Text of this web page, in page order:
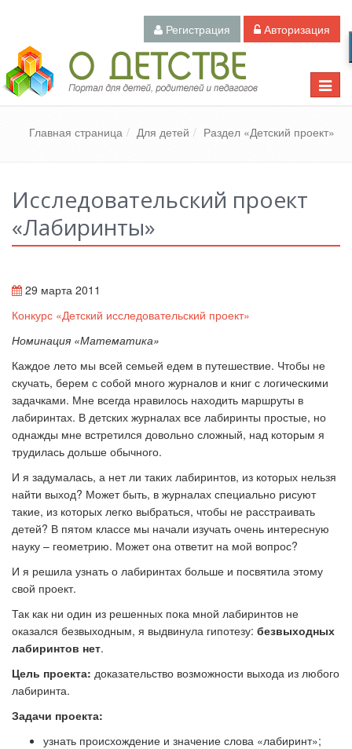
Регистрация Авторизация
Toggle
Педагогический портал «О детстве»
Главная страница Для детей Раздел «Детский проект»
Исследовательский проект
«Лабиринты»
29 марта 2011
Конкурс «Детский исследовательский проект»
Номинация «Математика»
Каждое лето мы всей семьей едем в путешествие. Чтобы не
скучать, берем с собой много журналов и книг с логическими
задачками. Мне всегда нравилось находить маршруты в
лабиринтах. В детских журналах все лабиринты простые, но
однажды мне встретился довольно сложный, над которым я
трудилась дольше обычного.
И я задумалась, а нет ли таких лабиринтов, из которых нельзя
найти выход? Может быть, в журналах специально рисуют
такие, из которых легко выбраться, чтобы не расстраивать
детей? В пятом классе мы начали изучать очень интересную
науку – геометрию. Может она ответит на мой вопрос?
И я решила узнать о лабиринтах больше и посвятила этому
свой проект.
Так как ни один из решенных пока мной лабиринтов не
оказался безвыходным, я выдвинула гипотезу: безвыходных
лабиринтов нет.
Цель проекта: доказательство возможности выхода из любого
лабиринта.
Задачи проекта:
узнать происхождение и значение слова «лабиринт»;